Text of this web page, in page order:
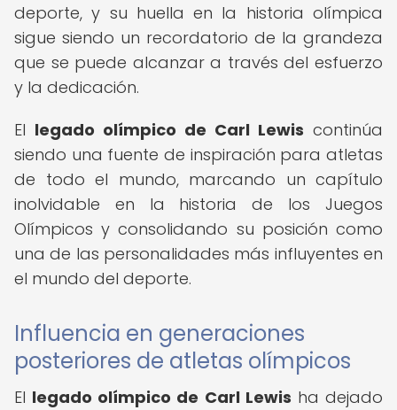
deporte, y su huella en la historia olímpica
sigue siendo un recordatorio de la grandeza
que se puede alcanzar a través del esfuerzo
y la dedicación.
El legado olímpico de Carl Lewis continúa
siendo una fuente de inspiración para atletas
de todo el mundo, marcando un capítulo
inolvidable en la historia de los Juegos
Olímpicos y consolidando su posición como
una de las personalidades más influyentes en
el mundo del deporte.
Influencia en generaciones
posteriores de atletas olímpicos
El legado olímpico de Carl Lewis ha dejado